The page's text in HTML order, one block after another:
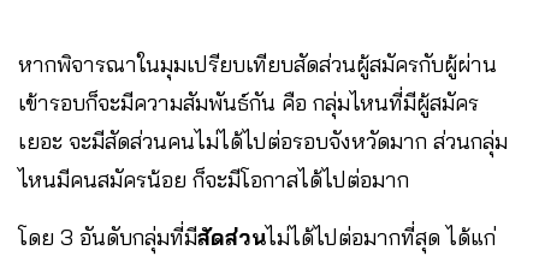
หากพิจารณาในมุมเปรียบเทียบสัดส่วนผู้สมัครกับผู้ผ่าน
เข้ารอบก็จะมีความสัมพันธ์กัน คือ กลุ่มไหนที่มีผู้สมัคร
เยอะ จะมีสัดส่วนคนไม่ได้ไปต่อรอบจังหวัดมาก ส่วนกลุ่ม
ไหนมีคนสมัครน้อย ก็จะมีโอกาสได้ไปต่อมาก
โดย 3 อันดับกลุ่มที่มีสัดส่วนไม่ได้ไปต่อมากที่สุด ได้แก่